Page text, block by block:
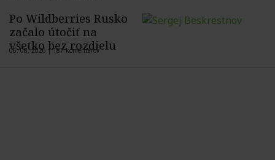
Po Wildberries Rusko
začalo útočiť na
všetko bez rozdielu
06. 08. 2026 |187 komentárov